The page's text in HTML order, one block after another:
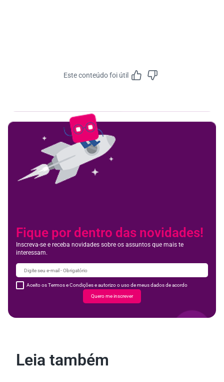
Este conteúdo foi útil
Fique por dentro das novidades!
Inscreva-se e receba novidades sobre os assuntos que mais te
interessam.
Aceito os Termos e Condições e autorizo o uso de meus dados de acordo
Quero me inscrever
Leia também